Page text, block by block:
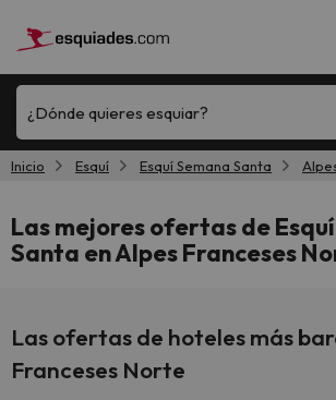
¿Dónde quieres esquiar?
Inicio Esquí Esquí Semana Santa
Las mejores ofertas de
Santa en Alpes Franceses
Las ofertas de hoteles más
Franceses Norte